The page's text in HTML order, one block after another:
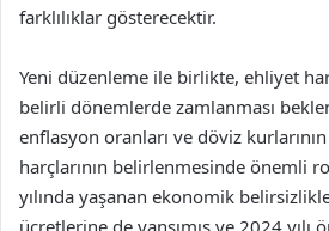
farklılıklar gösterecektir.
Yeni düzenleme ile birlikte, ehliyet
belirli dönemlerde zamlanması
enflasyon oranları ve döviz
harçlarının belirlenmesinde önemli
yılında yaşanan ekonomik
ücretlerine de yansımış ve 2024 yılı